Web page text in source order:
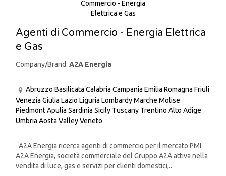
Agenti di Commercio - Energia Elettrica
e Gas
Company/Brand: A2A Energia
Abruzzo Basilicata Calabria Campania Emilia Romagna Friuli
Venezia Giulia Lazio Liguria LombardyMarche Molise
PiedmontApulia Sardinia Sicily Tuscany Trentino Alto Adige
Umbria Aosta ValleyVeneto
A2A Energia ricerca agenti di commercio per il mercato PMI
A2A Energia, società commerciale del Gruppo A2A attiva nella
vendita di luce, gas e servizi per clienti domestici,...